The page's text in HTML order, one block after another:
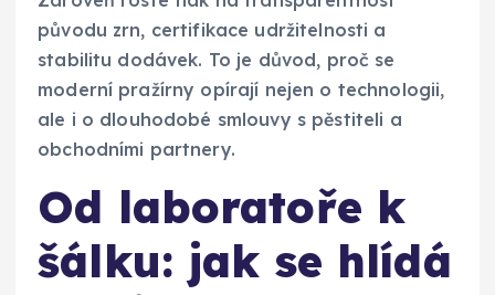
původu zrn, certifikace udržitelnosti a
stabilitu dodávek. To je důvod, proč se
moderní pražírny opírají nejen o technologii,
ale i o dlouhodobé smlouvy s pěstiteli a
obchodními partnery.
Od laboratoře k
šálku: jak se hlídá